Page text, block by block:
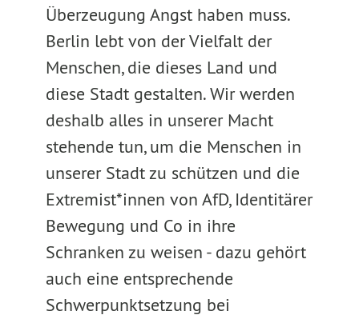
Überzeugung Angst haben muss.
Berlin lebt von der Vielfalt der
Menschen, die dieses Land und
diese Stadt gestalten. Wir werden
deshalb alles in unserer Macht
stehende tun, um die Menschen in
unserer Stadt zu schützen und die
Extremist*innen von AfD, Identitärer
Bewegung und Co in ihre
Schranken zu weisen - dazu gehört
auch eine entsprechende
Schwerpunktsetzung bei